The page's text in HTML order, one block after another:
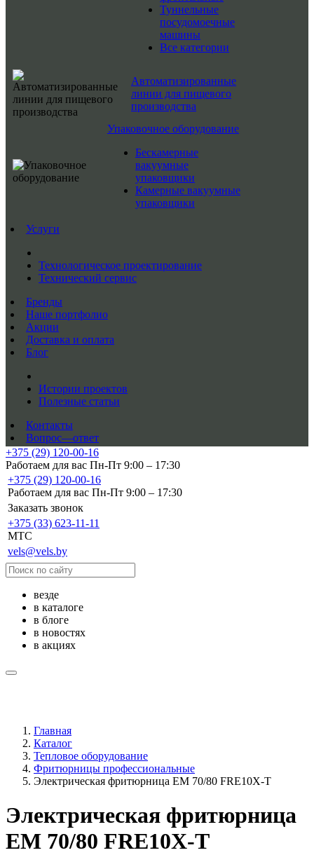
Туннельные
посудомоечные
машины
Все категории
Автоматизированные
линии для пищевого
производства
Упаковочное оборудование
Бескамерные
вакуумные
упаковщики
Камерные вакуумные
упаковщики
Услуги
Технологическое проектирование
Технический сервис
Бренды
Наше портфолио
Акции
Доставка и оплата
Блог
Истории проектов
Полезные статьи
Контакты
Вопрос—ответ
+375 (29) 120-00-16
Работаем для вас Пн-Пт 9:00 – 17:30
+375 (29) 120-00-16
Работаем для вас Пн-Пт 9:00 – 17:30
Заказать звонок
+375 (33) 623-11-11
MTC
vels@vels.by
везде
в каталоге
в блоге
в новостях
в акциях
Главная
Каталог
Тепловое оборудование
Фритюрницы профессиональные
Электрическая фритюрница EM 70/80 FRE10X-T
Электрическая фритюрница
EM 70/80 FRE10X-T